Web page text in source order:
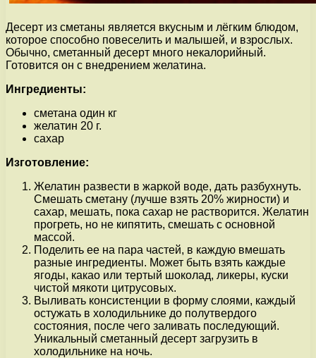
Десерт из сметаны является вкусным и лёгким блюдом,
которое способно повеселить и малышей, и взрослых.
Обычно, сметанный десерт много некалорийный.
Готовится он с внедрением желатина.
Ингредиенты:
сметана один кг
желатин 20 г.
сахар
Изготовление:
Желатин развести в жаркой воде, дать разбухнуть.
Смешать сметану (лучше взять 20% жирности) и
сахар, мешать, пока сахар не растворится. Желатин
прогреть, но не кипятить, смешать с основной
массой.
Поделить ее на пара частей, в каждую вмешать
разные ингредиенты. Может быть взять каждые
ягоды, какао или тертый шоколад, ликеры, куски
чистой мякоти цитрусовых.
Выливать консистенции в форму слоями, каждый
остужать в холодильнике до полутвердого
состояния, после чего заливать последующий.
Уникальный сметанный десерт загрузить в
холодильнике на ночь.